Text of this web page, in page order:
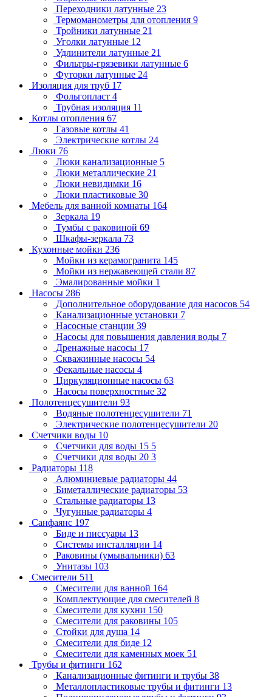
Переходники латунные 23
Термоманометры для отопления 9
Тройники латунные 21
Уголки латунные 12
Удлинители латунные 21
Фильтры-грязевики латунные 6
Футорки латунные 24
Изоляция для труб 17
Фольгопласт 4
Трубная изоляция 11
Котлы отопления 67
Газовые котлы 41
Электрические котлы 24
Люки 76
Люки канализационные 5
Люки металлические 21
Люки невидимки 16
Люки пластиковые 30
Мебель для ванной комнаты 164
Зеркала 19
Тумбы с раковиной 69
Шкафы-зеркала 73
Кухонные мойки 236
Мойки из керамогранита 145
Мойки из нержавеющей стали 87
Эмалированные мойки 1
Насосы 286
Дополнительное оборудование для насосов 54
Канализационные установки 7
Насосные станции 39
Насосы для повышения давления воды 7
Дренажные насосы 17
Скважинные насосы 54
Фекальные насосы 4
Циркуляционные насосы 63
Насосы поверхностные 32
Полотенцесушители 93
Водяные полотенцесушители 71
Электрические полотенцесушители 20
Счетчики воды 10
Счетчики для воды 15 5
Счетчики для воды 20 3
Радиаторы 118
Алюминиевые радиаторы 44
Биметаллические радиаторы 53
Стальные радиаторы 13
Чугунные радиаторы 4
Санфаянс 197
Биде и писсуары 13
Системы инсталляции 14
Раковины (умывальники) 63
Унитазы 103
Смесители 511
Смесители для ванной 164
Комплектующие для смесителей 8
Смесители для кухни 150
Смесители для раковины 105
Стойки для душа 14
Смесители для биде 12
Смесители для каменных моек 51
Трубы и фитинги 162
Канализационные фитинги и трубы 38
Металлопластиковые трубы и фитинги 13